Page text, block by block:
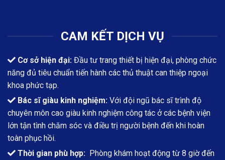
CAM KẾT DỊCH VỤ
Cơ sở hiện đại: Đầu tư trang thiết bị hiện đại, phòng chức
năng đủ tiêu chuẩn tiến hành các thủ thuật can thiệp ngoại
khoa phức tạp.
Bác sĩ giàu kinh nghiệm: Với đội ngũ bác sĩ trình độ
chuyên môn cao giàu kinh nghiệm công tác ở các bệnh viện
lớn tận tình chăm sóc và điều trị người bệnh đến khi hoàn
toàn phục hồi.
Thời gian phù hợp: Phòng khám hoạt động từ 8 giờ đến